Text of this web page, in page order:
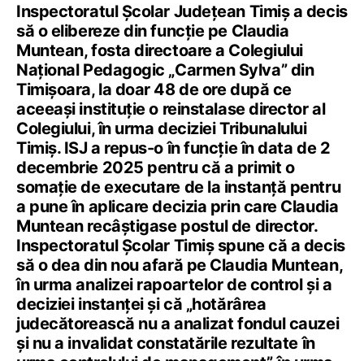
Inspectoratul Școlar Județean Timiș a decis
să o elibereze din funcție pe Claudia
Muntean, fosta directoare a Colegiului
Național Pedagogic „Carmen Sylva” din
Timișoara, la doar 48 de ore după ce
aceeași instituție o reinstalase director al
Colegiului, în urma deciziei Tribunalului
Timiș. ISJ a repus-o în funcție în data de 2
decembrie 2025 pentru că a primit o
somație de executare de la instanță pentru
a pune în aplicare decizia prin care Claudia
Muntean recâștigase postul de director.
Inspectoratul Școlar Timiș spune că a decis
să o dea din nou afară pe Claudia Muntean,
în urma analizei rapoartelor de control și a
deciziei instanței și că „hotărârea
judecătorească nu a analizat fondul cauzei
și nu a invalidat constatările rezultate în